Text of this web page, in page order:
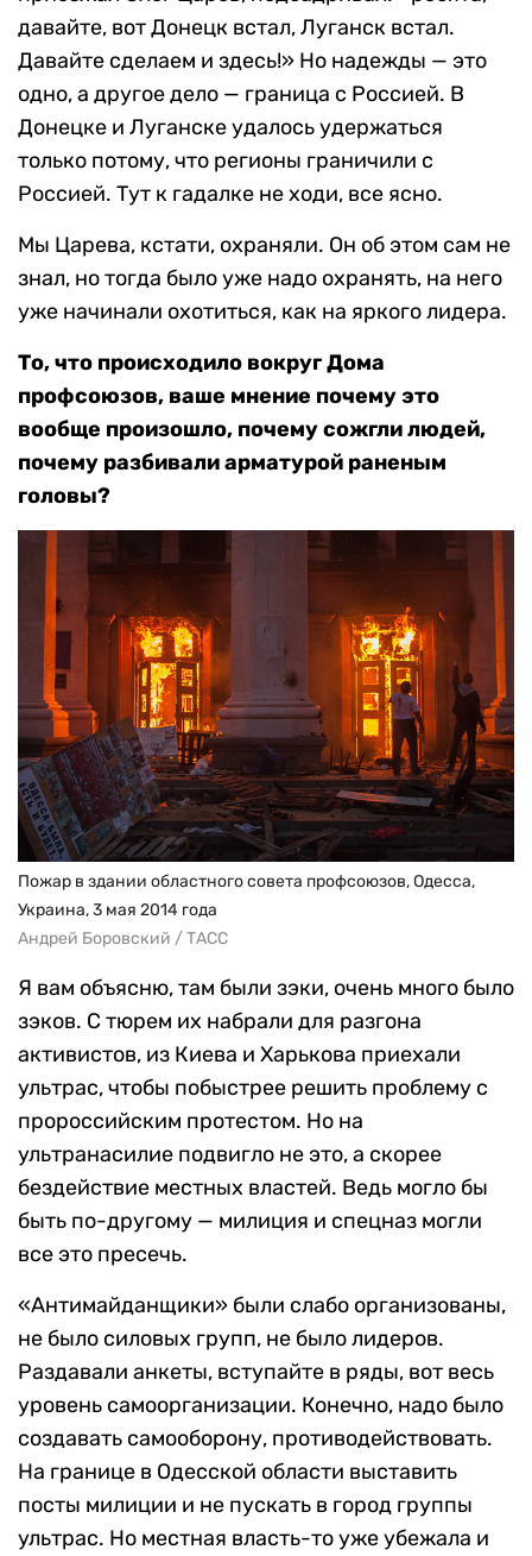
давайте, вот Донецк встал, Луганск встал.
Давайте сделаем и здесь!» Но надежды — это
одно, а другое дело — граница с Россией. В
Донецке и Луганске удалось удержаться
только потому, что регионы граничили с
Россией. Тут к гадалке не ходи, все ясно.
Мы Царева, кстати, охраняли. Он об этом сам не
знал, но тогда было уже надо охранять, на него
уже начинали охотиться, как на яркого лидера.
То, что происходило вокруг Дома
профсоюзов, ваше мнение почему это
вообще произошло, почему сожгли людей,
почему разбивали арматурой раненым
головы?
Пожар в здании областного совета профсоюзов, Одесса,
Украина, 3 мая 2014 года
Андрей Боровский / ТАСС
Я вам объясню, там были зэки, очень много было
зэков. С тюрем их набрали для разгона
активистов, из Киева и Харькова приехали
ультрас, чтобы побыстрее решить проблему с
пророссийским протестом. Но на
ультранасилие подвигло не это, а скорее
бездействие местных властей. Ведь могло бы
быть по-другому — милиция и спецназ могли
все это пресечь.
«Антимайданщики» были слабо организованы,
не было силовых групп, не было лидеров.
Раздавали анкеты, вступайте в ряды, вот весь
уровень самоорганизации. Конечно, надо было
создавать самооборону, противодействовать.
На границе в Одесской области выставить
посты милиции и не пускать в город группы
ультрас. Но местная власть-то уже убежала и